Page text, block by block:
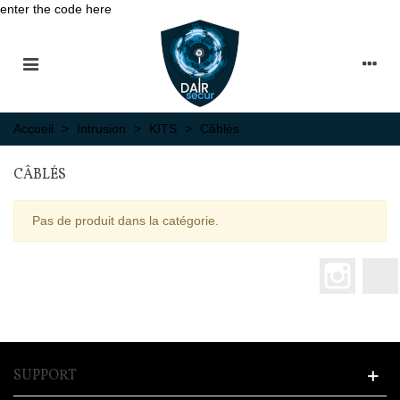
enter the code here
Accueil > Intrusion > KITS > Câblés
CÂBLÉS
Pas de produit dans la catégorie.
SUPPORT